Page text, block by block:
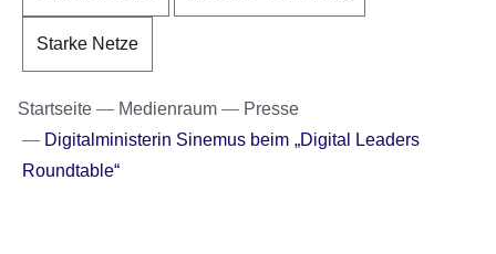
Starke Netze
Startseite Medienraum
Presse
Digitalministerin Sinemus beim „Digital Leaders
Roundtable“